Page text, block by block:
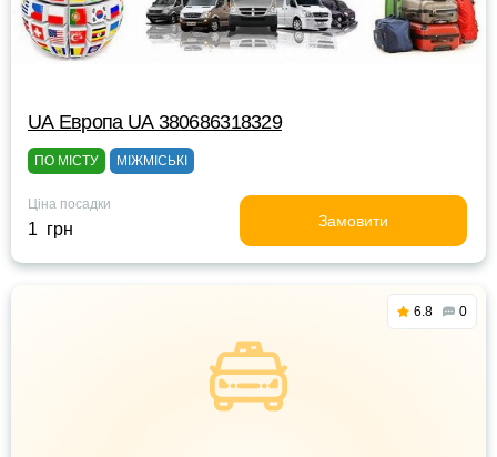
UА Европа UА 380686318329
ПО МІСТУ МІЖМІСЬКІ
Ціна посадки
1 грн Замовити
6.8 0